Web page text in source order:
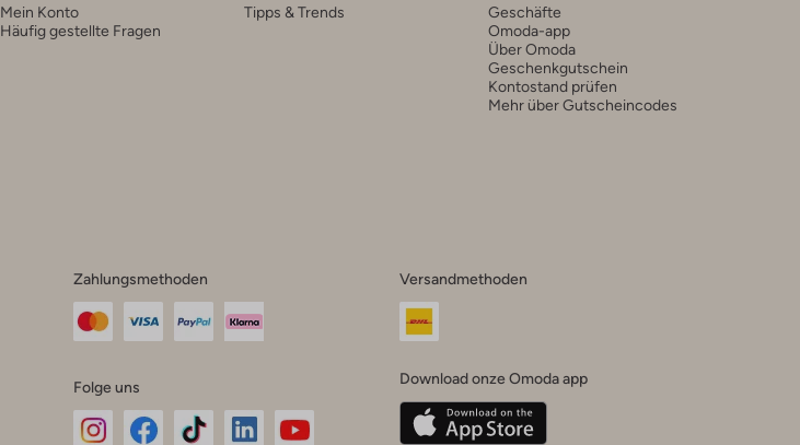
Mein Konto
Häufig gestellte Fragen
Tipps & Trends
Geschäfte
Omoda-app
Über Omoda
Geschenkgutschein
Kontostand prüfen
Mehr über Gutscheincodes
Zahlungsmethoden
Folge uns
Versandmethoden
Download onze Omoda app